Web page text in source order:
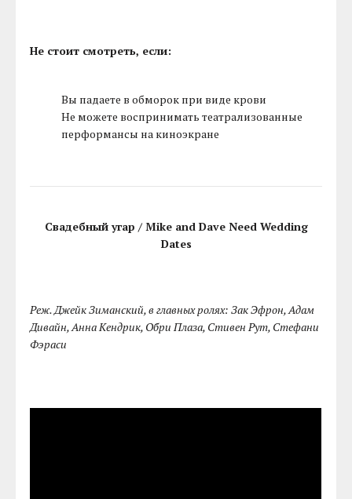
Не стоит смотреть, если:
Вы падаете в обморок при виде крови
Не можете воспринимать театрализованные
перформансы на киноэкране
Свадебный угар / Mike and Dave Need Wedding
Dates
Реж. Джейк Зиманский, в главных ролях: Зак Эфрон, Адам
Дивайн, Анна Кендрик, Обри Плаза, Стивен Рут, Стефани
Фэраси